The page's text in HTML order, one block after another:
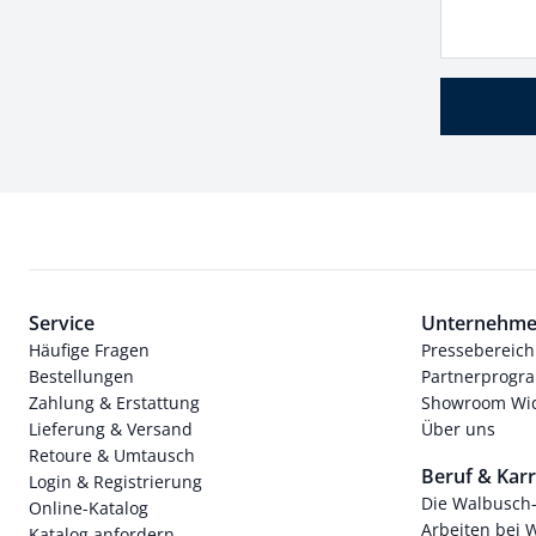
Service
Häufige Fragen
Bestellungen
Zahlung & Erstattung
Lieferung & Versand
Retoure & Umtausch
Login & Registrierung
Online-Katalog
Pressebereich
Showroom
Über uns
Beruf &
Die
Arbeiten bei